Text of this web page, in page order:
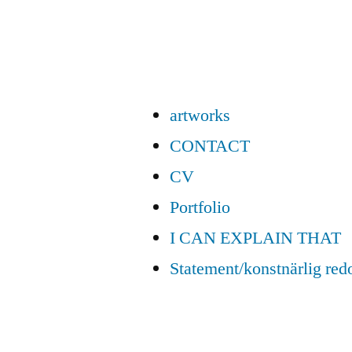
artworks
CONTACT
CV
Portfolio
I CAN EXPLAIN THAT
Statement/konstnärlig